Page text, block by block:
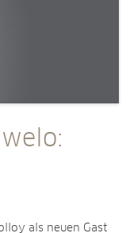
als neuen Gast